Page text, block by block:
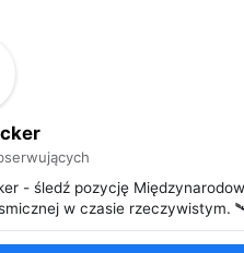
- śledź pozycję
w czasie rzeczywistym.